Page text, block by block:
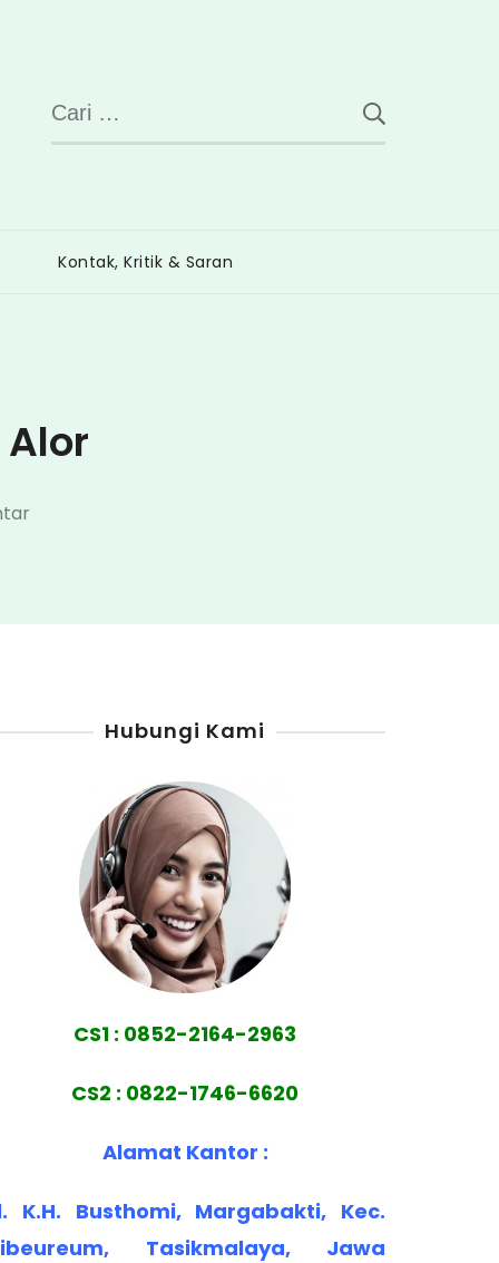
Cari
untuk:
Kontak, Kritik & Saran
Hubungi Kami
CS1 : 0852-2164-2963
CS2 : 0822-1746-6620
Alamat Kantor :
K.H. Busthomi, Margabakti, Kec.
Tasikmalaya, Jawa